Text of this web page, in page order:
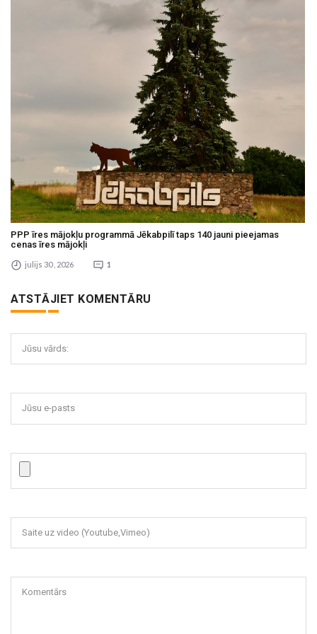
PPP īres mājokļu programmā Jēkabpilī taps 140 jauni pieejamas
cenas īres mājokļi
julijs 30 , 2026 1
ATSTĀJIET KOMENTĀRU
Jūsu vārds:
Jūsu e-pasts
Saite uz video (Youtube,Vimeo)
Komentārs